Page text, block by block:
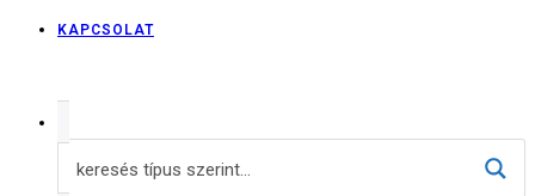
KAPCSOLAT